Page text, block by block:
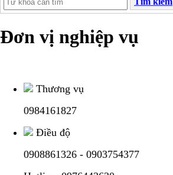
Đơn vị nghiệp vụ
Thương vụ
0984161827
Điều độ
0908861326 - 0903754377